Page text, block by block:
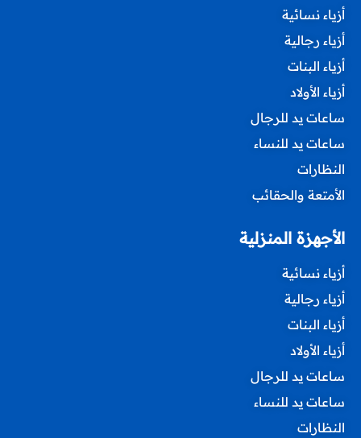
أزياء نسائية
أزياء رجالية
أزياء البنات
أزياء الأولاد
ساعات يد للرجال
ساعات يد للنساء
النظارات
الأمتعة والحقائب
الأجهزة المنزلية
أزياء نسائية
أزياء رجالية
أزياء البنات
أزياء الأولاد
ساعات يد للرجال
ساعات يد للنساء
النظارات